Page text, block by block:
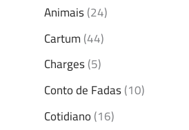
Animais(24)
Cartum(44)
Charges(5)
Conto de Fadas(10)
Cotidiano(16)